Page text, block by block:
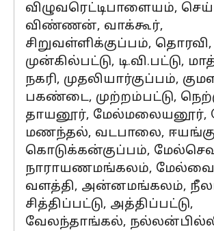
விழுவரெட்டிபாளையம்,
விண்ணன், வாக்கூர்,
சிறுவள்ளிக்குப்பம், தொரவி,
முன்கில்பட்டு, டி.வி.பட்டு,
நகரி, முதலியார்குப்பம்,
பகண்டை, முற்றம்பட்டு,
தாயனூர், மேல்மலையனூர்,
மணந்தல், வடபாலை,
கொடுக்கன்குப்பம்,
நாராயணமங்கலம்,
வளத்தி, அன்னமங்கலம்,
சித்திப்பட்டு, அத்திப்பட்டு,
வேலந்தாங்கல்,